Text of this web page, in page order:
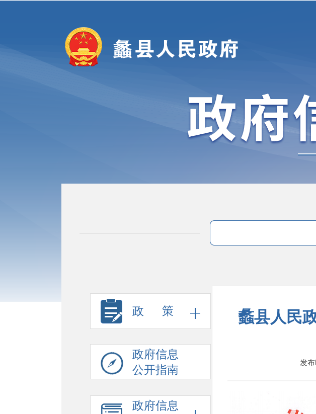
政 策
政府信息
公开指南
政府信息
蠡县人民
发